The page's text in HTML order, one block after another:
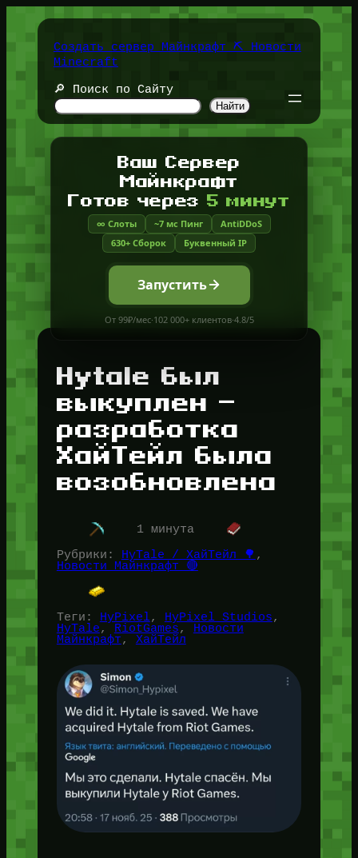
содержимомуСоздать сервер Майнкрафт ⛏️ Новости
Minecraft
🔎 Поиск по Сайту
Найти
Ваш Сервер
Майнкрафт
Готов через 5 минут
∞ Слоты ~7 мс Пинг
AntiDDoS
630+ Сборок
Буквенный IP
Запустить
От 99₽/мес·102 000+ клиентов·4.8/5
Hytale был
выкуплен —
разработка
ХайТейл была
возобновлена
1 минута
Рубрики:
HyTale / ХайТейл 🌳
Новости Майнкрафт 🔴
Теги: HyPixel, HyPixel Studios
HyTale, RiotGames,
Новости
Майнкрафт, ХайТейл